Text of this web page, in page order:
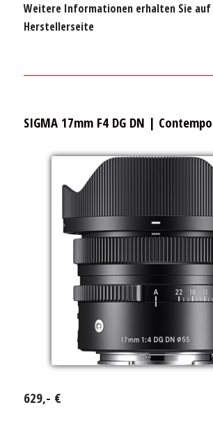
Weitere Informationen erhalten Sie auf
Herstellerseite
SIGMA 17mm F4 DG DN |
629,- €